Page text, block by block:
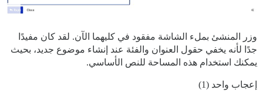
وزر المنشئ بملء الشاشة مفقود في كليهما الآن. لقد كان مفيدًا
جدًا لأنه يخفي حقول العنوان والفئة عند إنشاء موضوع جديد، بحيث
يمكنك استخدام هذه المساحة للنص الأساسي.
إعجاب واحد (1)